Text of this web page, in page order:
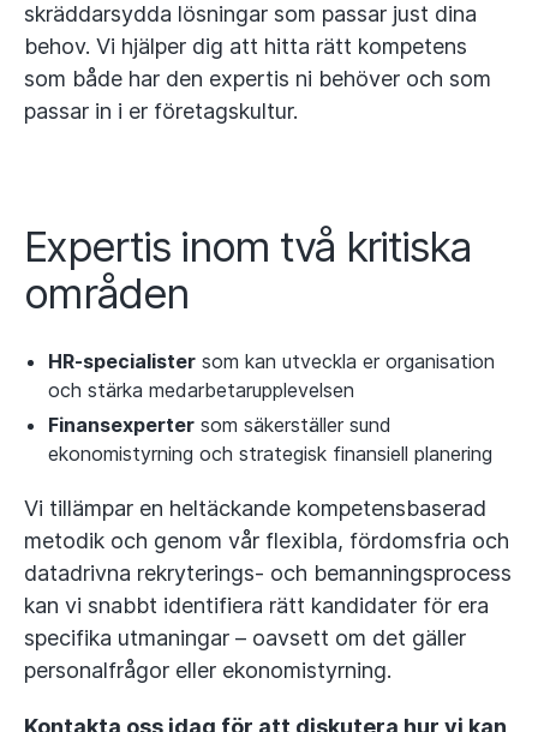
skräddarsydda lösningar som passar just dina
behov. Vi hjälper dig att hitta rätt kompetens
som både har den expertis ni behöver och som
passar in i er företagskultur.
Expertis inom två kritiska
områden
HR-specialister som kan utveckla er organisation
och stärka medarbetarupplevelsen
Finansexperter som säkerställer sund
ekonomistyrning och strategisk finansiell planering
Vi tillämpar en heltäckande kompetensbaserad
metodik och genom vår flexibla, fördomsfria och
datadrivna rekryterings- och bemanningsprocess
kan vi snabbt identifiera rätt kandidater för era
specifika utmaningar – oavsett om det gäller
personalfrågor eller ekonomistyrning.
Kontakta oss idag för att diskutera hur vi kan